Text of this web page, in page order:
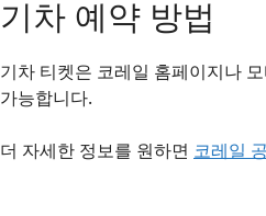
기차 예약 방법
기차 티켓은 코레일 홈페이지나
가능합니다.
더 자세한 정보를 원하면 코레일